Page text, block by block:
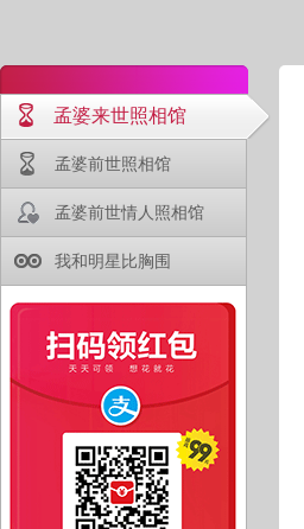
孟婆来世照相馆
孟婆前世照相馆
孟婆前世情人照相馆
我和明星比胸围